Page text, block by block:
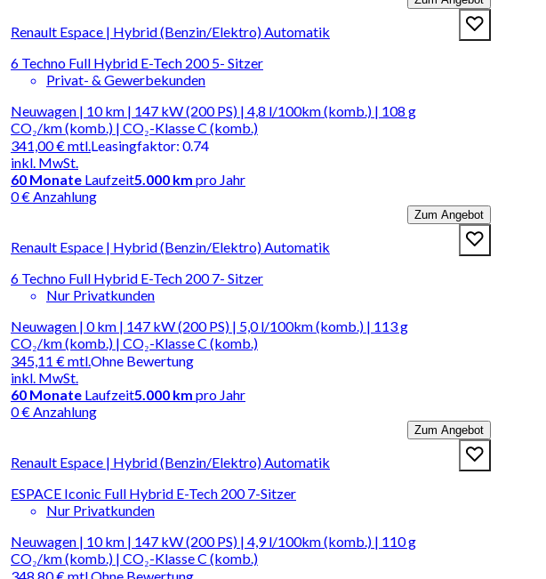
Renault Espace | Hybrid (Benzin/Elektro) Automatik
6 Techno Full Hybrid E-Tech 200 5- Sitzer
Privat- & Gewerbekunden
Neuwagen | 10 km | 147 kW (200 PS) | 4,8 l/100km (komb.) | 108 g
CO₂/km (komb.) | CO₂-Klasse C (komb.)
341,00 €mtl.
inkl. MwSt.
Leasingfaktor: 0.74
60 Monate Laufzeit5.000 km pro Jahr
0 € Anzahlung
Zum Angebot
Renault Espace | Hybrid (Benzin/Elektro) Automatik
6 Techno Full Hybrid E-Tech 200 7- Sitzer
Nur Privatkunden
Neuwagen | 0 km | 147 kW (200 PS) | 5,0 l/100km (komb.) | 113 g
CO₂/km (komb.) | CO₂-Klasse C (komb.)
345,11 €mtl.
inkl. MwSt.
Ohne Bewertung
60 Monate Laufzeit5.000 km pro Jahr
0 € Anzahlung
Zum Angebot
Renault Espace | Hybrid (Benzin/Elektro) Automatik
ESPACE Iconic Full Hybrid E-Tech 200 7-Sitzer
Nur Privatkunden
Neuwagen | 10 km | 147 kW (200 PS) | 4,9 l/100km (komb.) | 110 g
CO₂/km (komb.) | CO₂-Klasse C (komb.)